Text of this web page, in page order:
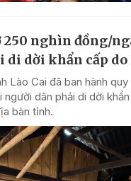
250 nghìn đồng/
di dời khẩn cấp
Lào Cai đã ban hành
dân phải di dời
bàn tỉnh.